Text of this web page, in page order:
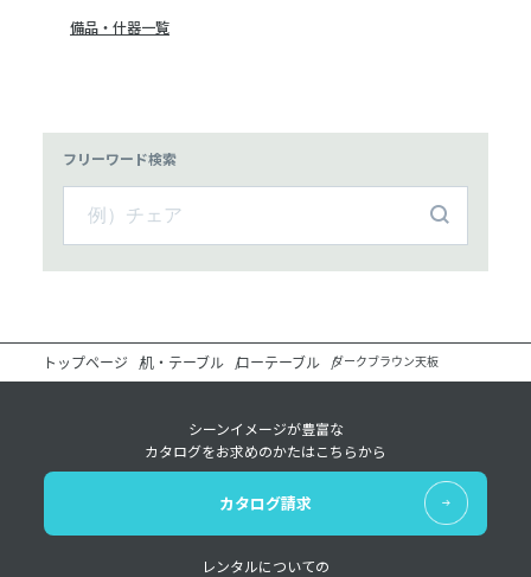
備品・什器一覧
フリーワード検索
トップページ 机・テーブル ローテーブル ダークブラウン天板
シーンイメージが豊富な
カタログをお求めのかたはこちらから
カタログ請求
レンタルについての